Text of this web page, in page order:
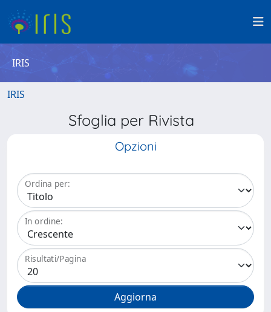
IRIS
IRIS
Sfoglia per Rivista
Opzioni
Ordina per:
In ordine:
Risultati/Pagina